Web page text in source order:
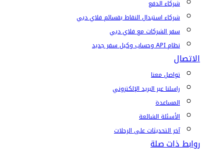
شركاء الدفع
شركاء استبدال النقاط بقسائم فلاي دبي
سفر الشركات مع فلاي دبي
نظام API وحساب وكيل سفر جديد
الاتصال
تواصل معنا
راسلنا عبر البريد الإلكتروني
المساعدة
الأسئلة الشائعة
آخر التحديثات على الرحلات
روابط ذات صلة